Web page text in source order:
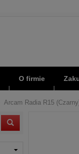
O firmie
Arcam Radia R15